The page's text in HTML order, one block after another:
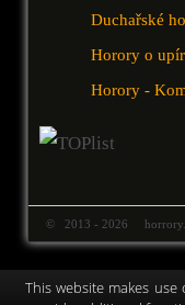
Duchařské
Horory o
Horory -
© 2013 - 2026
This website makes